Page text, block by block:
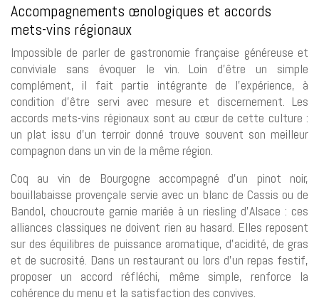
Accompagnements œnologiques et accords
mets-vins régionaux
Impossible de parler de gastronomie française généreuse et
conviviale sans évoquer le vin. Loin d’être un simple
complément, il fait partie intégrante de l’expérience, à
condition d’être servi avec mesure et discernement. Les
accords mets-vins régionaux sont au cœur de cette culture :
un plat issu d’un terroir donné trouve souvent son meilleur
compagnon dans un vin de la même région.
Coq au vin de Bourgogne accompagné d’un pinot noir,
bouillabaisse provençale servie avec un blanc de Cassis ou de
Bandol, choucroute garnie mariée à un riesling d’Alsace : ces
alliances classiques ne doivent rien au hasard. Elles reposent
sur des équilibres de puissance aromatique, d’acidité, de gras
et de sucrosité. Dans un restaurant ou lors d’un repas festif,
proposer un accord réfléchi, même simple, renforce la
cohérence du menu et la satisfaction des convives.